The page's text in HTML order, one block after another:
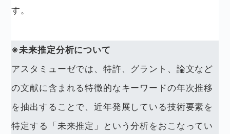
す。
※未来推定分析について
アスタミューゼでは、特許、グラント、論文など
の文献に含まれる特徴的なキーワードの年次推移
を抽出することで、近年発展している技術要素を
特定する「未来推定」という分析をおこなってい